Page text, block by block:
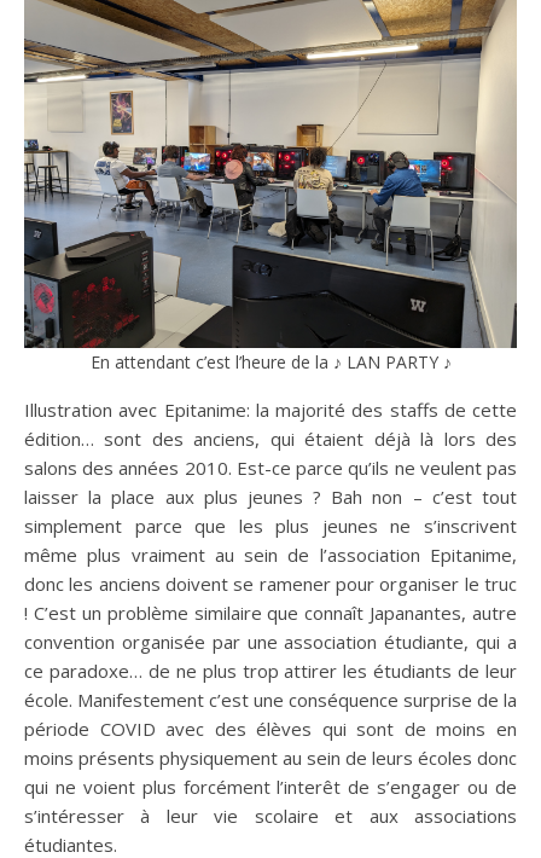
En attendant c’est l’heure de la ♪ LAN PARTY ♪
Illustration avec Epitanime: la majorité des staffs de cette
édition… sont des anciens, qui étaient déjà là lors des
salons des années 2010. Est-ce parce qu’ils ne veulent pas
laisser la place aux plus jeunes ? Bah non – c’est tout
simplement parce que les plus jeunes ne s’inscrivent
même plus vraiment au sein de l’association Epitanime,
donc les anciens doivent se ramener pour organiser le truc
! C’est un problème similaire que connaît Japanantes, autre
convention organisée par une association étudiante, qui a
ce paradoxe… de ne plus trop attirer les étudiants de leur
école. Manifestement c’est une conséquence surprise de la
période COVID avec des élèves qui sont de moins en
moins présents physiquement au sein de leurs écoles donc
qui ne voient plus forcément l’interêt de s’engager ou de
s’intéresser à leur vie scolaire et aux associations
étudiantes.